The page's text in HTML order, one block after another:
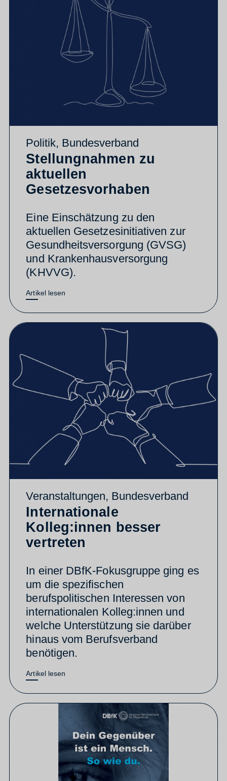
Politik, Bundesverband
Stellungnahmen zu
aktuellen
Gesetzesvorhaben
Eine Einschätzung zu den
aktuellen Gesetzesinitiativen zur
Gesundheitsversorgung (GVSG)
und Krankenhausversorgung
(KHVVG).
Artikel lesen
Veranstaltungen, Bundesverband
Internationale
Kolleg:innen besser
vertreten
In einer DBfK-Fokusgruppe ging es
um die spezifischen
berufspolitischen Interessen von
internationalen Kolleg:innen und
welche Unterstützung sie darüber
hinaus vom Berufsverband
benötigen.
Artikel lesen